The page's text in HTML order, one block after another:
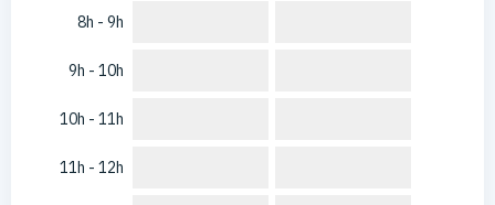
8h - 9h
9h - 10h
10h - 11h
11h - 12h